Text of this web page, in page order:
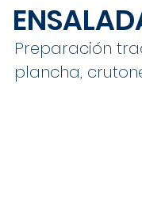
Preparación
plancha,